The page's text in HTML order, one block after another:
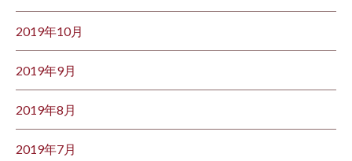
2019年10月
2019年9月
2019年8月
2019年7月